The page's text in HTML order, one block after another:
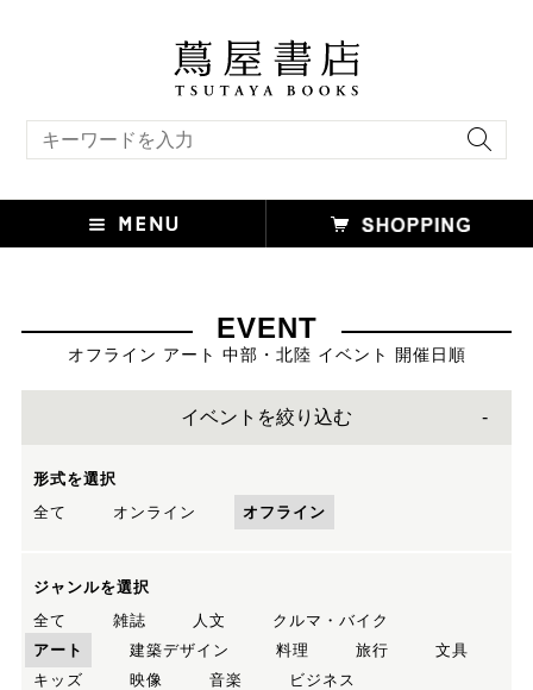
EVENT
オフライン アート 中部・北陸 イベント 開催日順
イベントを絞り込む
形式を選択
全て
オンライン オフライン
ジャンルを選択
全て
雑誌 人文
クルマ・バイク
アート
建築デザイン 料理 旅行
文具
キッズ
映像 音楽
ビジネス